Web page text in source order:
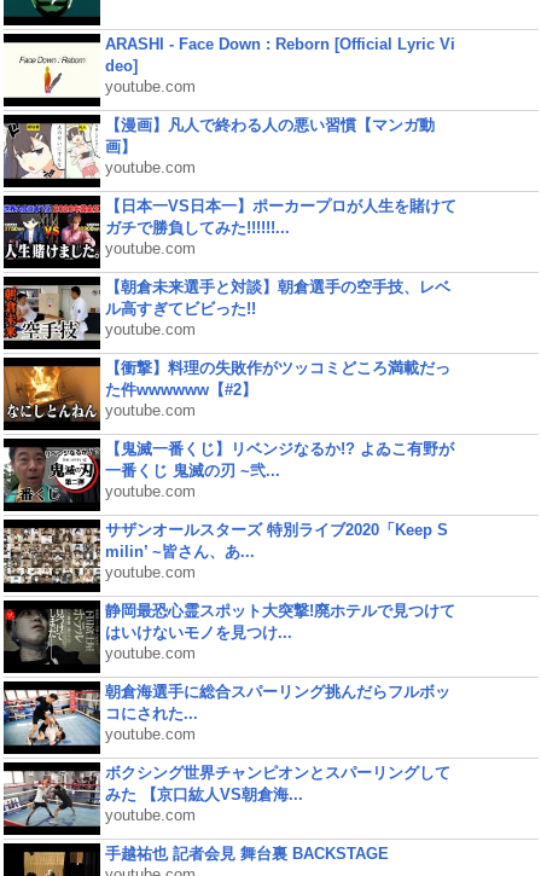
ARASHI - Face Down : Reborn [Official Lyric Vi
deo]
youtube.com
【漫画】凡人で終わる人の悪い習慣【マンガ動
画】
youtube.com
【日本一VS日本一】ポーカープロが人生を賭けて
ガチで勝負してみた!!!!!!...
youtube.com
【朝倉未来選手と対談】朝倉選手の空手技、レベ
ル高すぎてビビった!!
youtube.com
【衝撃】料理の失敗作がツッコミどころ満載だっ
た件wwwwww【#2】
youtube.com
【鬼滅一番くじ】リベンジなるか!? よゐこ有野が
一番くじ 鬼滅の刃 ~弐...
youtube.com
サザンオールスターズ 特別ライブ2020「Keep S
milin’ ~皆さん、あ...
youtube.com
静岡最恐心霊スポット大突撃!廃ホテルで見つけて
はいけないモノを見つけ...
youtube.com
朝倉海選手に総合スパーリング挑んだらフルボッ
コにされた...
youtube.com
ボクシング世界チャンピオンとスパーリングして
みた 【京口紘人VS朝倉海...
youtube.com
手越祐也 記者会見 舞台裏 BACKSTAGE